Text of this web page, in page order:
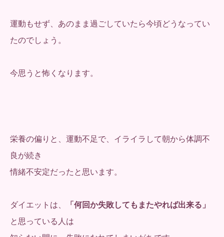
運動もせず、あのまま過ごしていたら今頃どうなってい
たのでしょう。
今思うと怖くなります。
栄養の偏りと、運動不足で、イライラして朝から体調不
良が続き
情緒不安定だったと思います。
ダイエットは、
「何回か失敗してもまたやれば出来る」
と思っている人は